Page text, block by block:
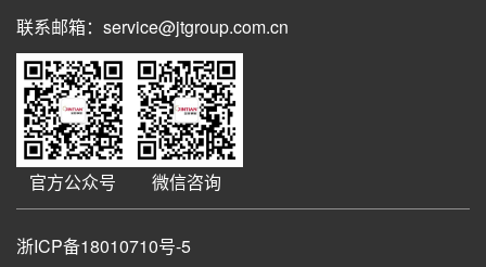
联系邮箱：service@jtgroup.com.cn
官方公众号 微信咨询
浙ICP备18010710号-5